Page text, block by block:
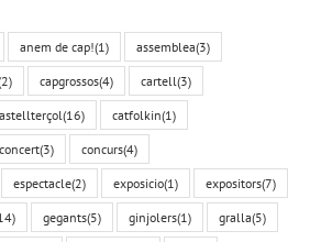
anem de cap!(1) assemblea(3)
capgrossos(4) cartell(3)
(16) catfolkin(1)
concert(3) concurs(4)
espectacle(2) exposicio(1) expositors(7)
gegants(5) ginjolers(1) gralla(5)